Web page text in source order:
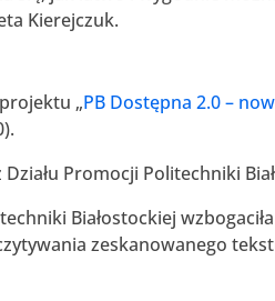
Kierejczuk.
„PB Dostępna 2.0 –
Promocji Politechniki
Białostockiej
zeskanowanego